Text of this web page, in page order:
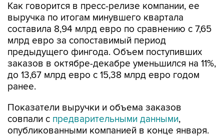
Как говорится в пресс-релизе компании, ее
выручка по итогам минувшего квартала
составила 8,94 млрд евро по сравнению с 7,65
млрд евро за сопоставимый период
предыдущего фингода. Объем поступивших
заказов в октябре-декабре уменьшился на 11%,
до 13,67 млрд евро с 15,38 млрд евро годом
ранее.
Показатели выручки и объема заказов
совпали с предварительными данными,
опубликованными компанией в конце января.